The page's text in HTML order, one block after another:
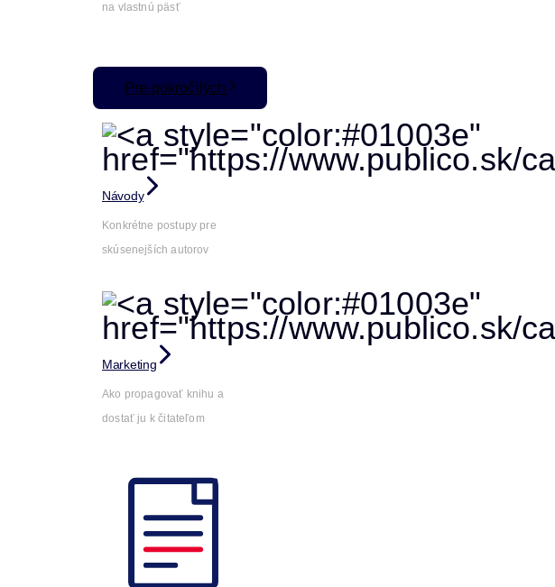
na vlastnú päsť
Pre pokročilých
Návody
Konkrétne postupy pre
skúsenejších autorov
Marketing
Ako propagovať knihu a
dostať ju k čitateľom